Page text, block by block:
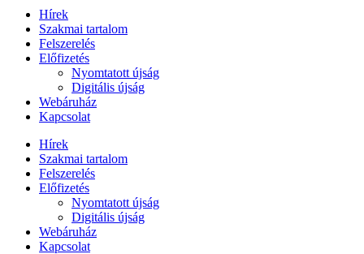
Hírek
Szakmai tartalom
Felszerelés
Előfizetés
Nyomtatott újság
Digitális újság
Webáruház
Kapcsolat
Hírek
Szakmai tartalom
Felszerelés
Előfizetés
Nyomtatott újság
Digitális újság
Webáruház
Kapcsolat